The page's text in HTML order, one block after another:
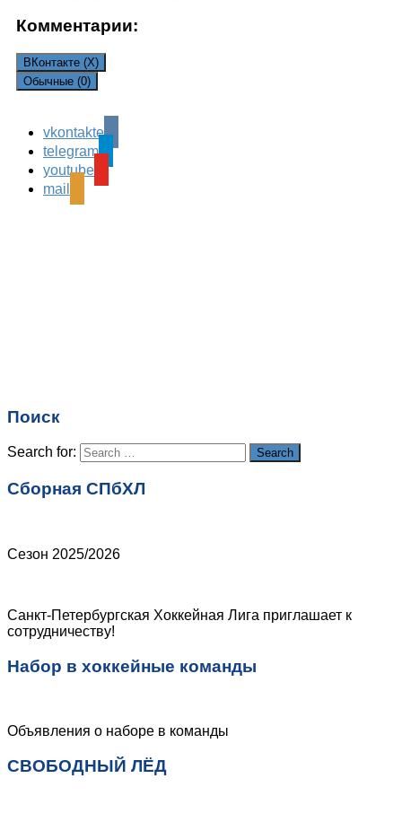
Комментарии:
ВКонтакте (X)
Обычные (0)
Leave a Reply
Ваш адрес email не будет опубликован.
поля помечены
vkontakte
telegram
youtube
mail
Поиск
Search for: Search
Сборная СПбХЛ
Сезон 2025/2026
Санкт-Петербургская Хоккейная Лига приглашает к
сотрудничеству!
Набор в хоккейные команды
Объявления о наборе в команды
СВОБОДНЫЙ ЛЁД